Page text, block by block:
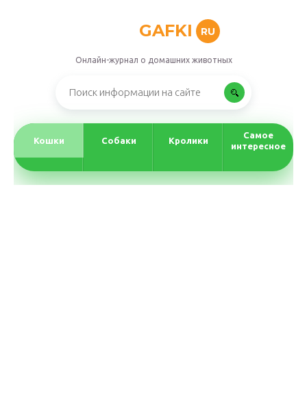
GAFKI RU
Онлайн-журнал о домашних животных
Кошки Собаки Кролики
Самое
интересное